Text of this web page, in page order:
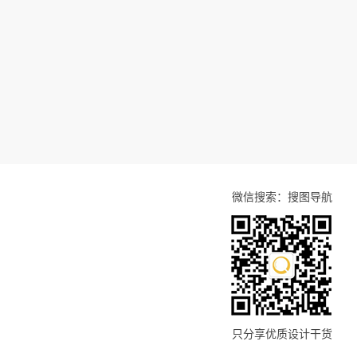
微信搜索：搜图导航
只分享优质设计干货